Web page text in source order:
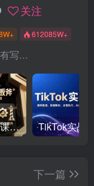
关注
612085W+
写...
团队管理必学课程系列，阿里巴巴“腿部三板斧”
下一篇